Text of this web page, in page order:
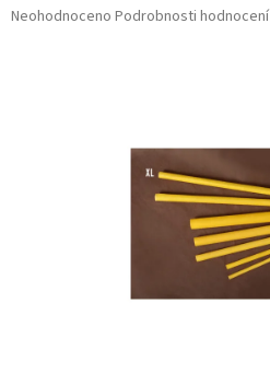
Průměrné
Neohodnoceno Podrobnosti hodnocení